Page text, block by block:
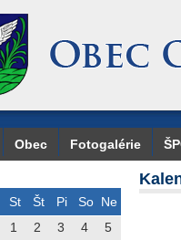
Obec Fotogalérie
St Št Pi So Ne
1 2 3 4
5